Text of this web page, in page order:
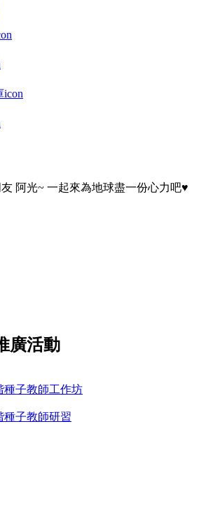
阿光~ 一起來為地球盡一份心力吧♥
廣活動
種子教師工作坊
種子教師研習